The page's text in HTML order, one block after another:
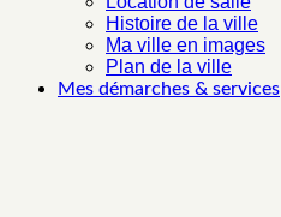
Histoire de la ville
Ma ville en images
Plan de la ville
Mes démarches & services